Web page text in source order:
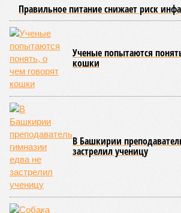
Киев перешёл к террору гражданских, пора
Август не стал ломать мрачной традиции: 1-
Кудринской площади в Москве с пятерыми
удар украинским дроном по отдыхающим на
Геленджиком – погибли семеро, из них
несовершеннолетние. Киев, проигрывая на
терроризирует гражданских, отыгрывается
бы призвать террористов к ответу, не так ли?
Сюжет:Международные